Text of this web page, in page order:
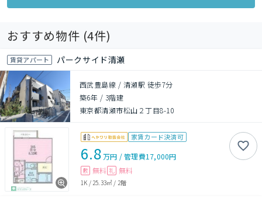
おすすめ物件 (4件)
賃貸アパート パークサイド清瀬
西武豊島線 / 清瀬駅 徒歩7分
築6年 / 3階建
東京都清瀬市松山２丁目8-10
家賃カード決済可
6.8万円 /管理費17,000円
敷 無料 礼 無料
1K /25.33㎡ / 2階